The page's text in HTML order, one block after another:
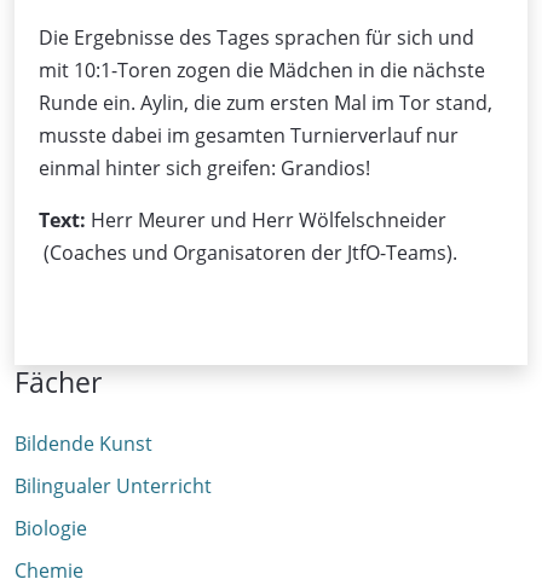
Die Ergebnisse des Tages sprachen für sich und
mit 10:1-Toren zogen die Mädchen in die nächste
Runde ein. Aylin, die zum ersten Mal im Tor stand,
musste dabei im gesamten Turnierverlauf nur
einmal hinter sich greifen: Grandios!
Text: Herr Meurer und Herr Wölfelschneider
(Coaches und Organisatoren der JtfO-Teams).
Fächer
Bildende Kunst
Bilingualer Unterricht
Biologie
Chemie